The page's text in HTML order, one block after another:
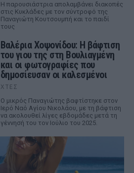
Η παρουσιάστρια απολαμβάνει διακοπές
στις Κυκλάδες με τον σύντροφό της
Παναγιώτη Κουτσουμπή και το παιδί
τους
Βαλέρια Χοψονίδου: Η βάφτιση
του γιου της στη Βουλιαγμένη
και οι φωτογραφίες που
δημοσίευσαν οι καλεσμένοι
ΧΤΕΣ
Ο μικρός Παναγιώτης βαφτίστηκε στον
Ιερό Ναό Αγίου Νικολάου, με τη βάφτιση
να ακολουθεί λίγες εβδομάδες μετά τη
γέννησή του τον Ιούλιο του 2025.